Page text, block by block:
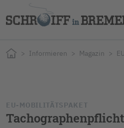
Informieren Magazin
EU-MOBILITÄTSPAKET